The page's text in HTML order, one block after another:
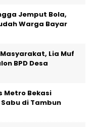
Jemput Bola,
Warga Bayar
Lia Muf
BPD Desa
Metro Bekasi
di Tambun